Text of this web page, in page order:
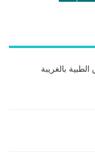
بالغريبة